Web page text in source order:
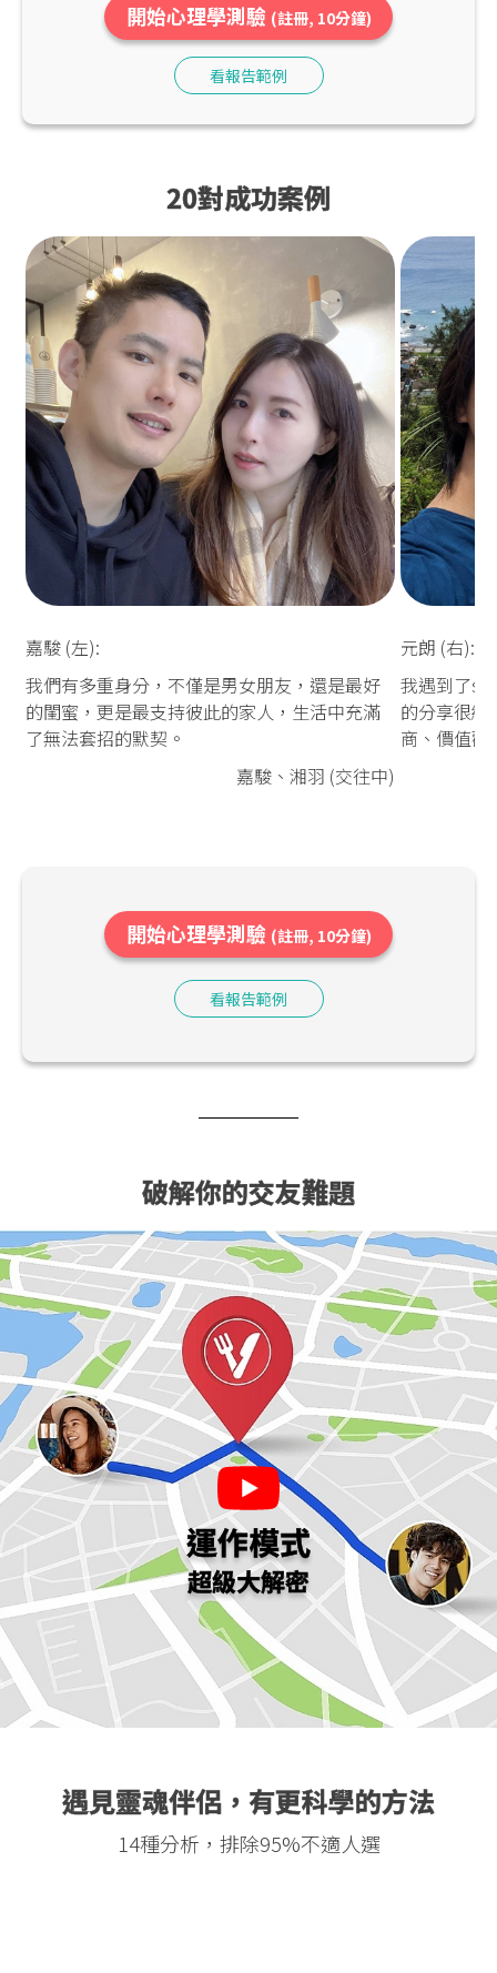
開始心理學測驗 (註冊, 10分鐘)
看報告範例
20對成功案例
嘉駿 (左):
我們有多重身分，不僅是男女朋友，還是最好
的閨蜜，更是最支持彼此的家人，生活中充滿
了無法套招的默契。
嘉駿、湘羽 (交往中)
元朗 (右):
我遇到了
的分享很細
商、價值觀
開始心理學測驗 (註冊, 10分鐘)
看報告範例
破解你的交友難題
運作模式
超級大解密
遇見靈魂伴侶，有更科學的方法
14種分析，排除95%不適人選